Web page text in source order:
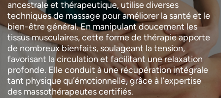
ancestrale et thérapeutique, utilise diverses
techniques de massage pour améliorer la santé et le
bien-être général. En manipulant doucement les
tissus musculaires, cette forme de thérapie apporte
de nombreux bienfaits, soulageant la tension,
favorisant la circulation et facilitant une relaxation
profonde. Elle conduit à une récupération intégrale
tant physique qu’émotionnelle, grâce à l’expertise
des massothérapeutes certifiés.